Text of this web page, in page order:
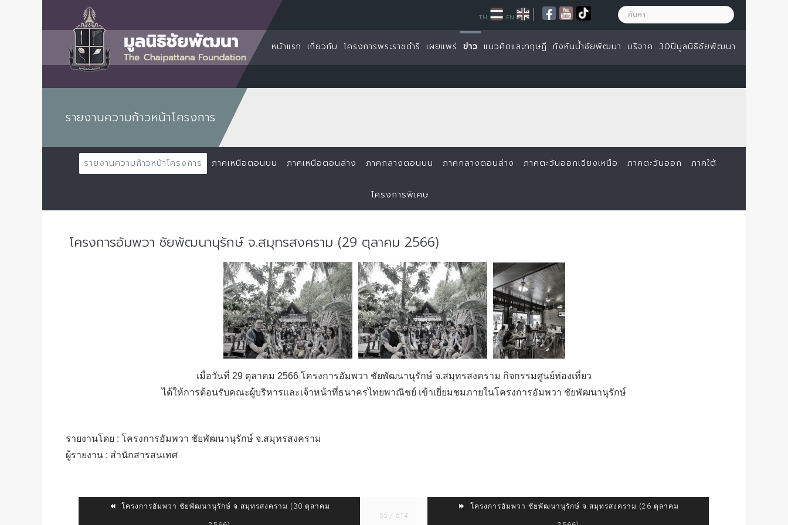
หน้าแรก เกี่ยวกับ โครงการพระราชดำริ เผยแพร่ ข่าว แนวคิดและทฤษฏี กังหันน้ำชัยพัฒนา บริจาค 30ปีมูลนิธิชัยพัฒนา
TH EN |
รายงานความก้าวหน้าโครงการ
รายงานความก้าวหน้าโครงการ ภาคเหนือตอนบน ภาคเหนือตอนล่าง ภาคกลางตอนบน ภาคกลางตอนล่าง ภาคตะวันออกเฉียงเหนือ ภาคตะวันออก ภาคใต้
โครงการพิเศษ
โครงการอัมพวา ชัยพัฒนานุรักษ์ จ.สมุทรสงคราม (29 ตุลาคม 2566)
เมื่อวันที่ 29 ตุลาคม 2566 โครงการอัมพวา ชัยพัฒนานุรักษ์ จ.สมุทรสงคราม กิจกรรมศูนย์ท่องเที่ยว
ได้ให้การต้อนรับคณะผู้บริหารและเจ้าหน้าที่ธนาครไทยพาณิชย์ เข้าเยี่ยมชมภายในโครงการอัมพวา ชัยพัฒนานุรักษ์
รายงานโดย : โครงการอัมพวา ชัยพัฒนานุรักษ์ จ.สมุทรสงคราม
ผู้รายงาน : สำนักสารสนเทศ
โครงการอัมพวา ชัยพัฒนานุรักษ์ จ.สมุทรสงคราม (30 ตุลาคม
55 / 614
โครงการอัมพวา ชัยพัฒนานุรักษ์ จ.สมุทรสงคราม (26 ตุลาคม